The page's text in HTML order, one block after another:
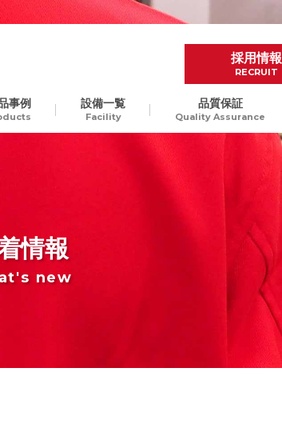
採用情報
RECRUIT
開発工程の最適化
して、切削加工可能です
事例 設備一覧
Facility
品質保証
Quality Assurance
情報
new